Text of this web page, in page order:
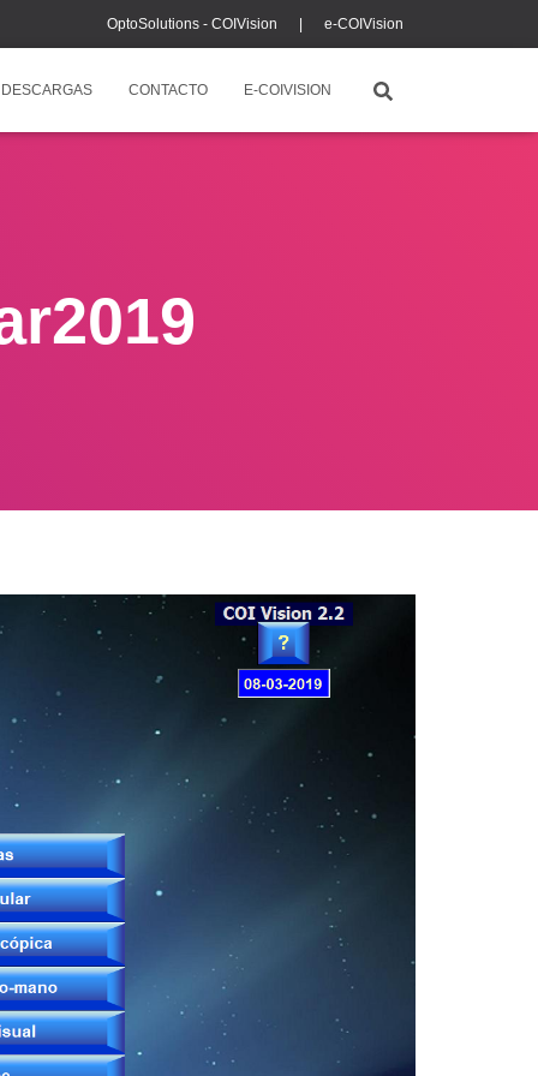
OptoSolutions - COIVision | e-COIVision
DESCARGAS CONTACTO E-COIVISION